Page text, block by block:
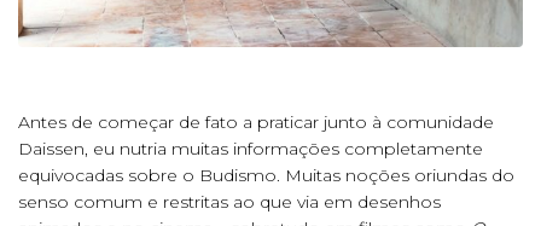
Antes de começar de fato a praticar junto à comunidade
Daissen, eu nutria muitas informações completamente
equivocadas sobre o Budismo. Muitas noções oriundas do
senso comum e restritas ao que via em desenhos